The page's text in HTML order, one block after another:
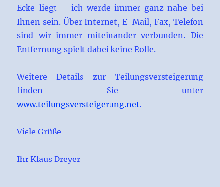
Ecke liegt – ich werde immer ganz nahe bei
Ihnen sein. Über Internet, E-Mail, Fax, Telefon
sind wir immer miteinander verbunden. Die
Entfernung spielt dabei keine Rolle.
Weitere Details zur Teilungsversteigerung
finden Sie unter
www.teilungsversteigerung.net.
Viele Grüße
Ihr Klaus Dreyer